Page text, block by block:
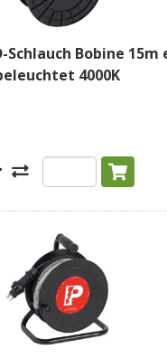
Schlauch Bobine
4000K